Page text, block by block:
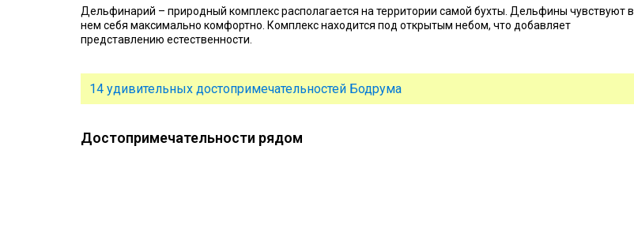
Дельфинарий – природный комплекс располагается на территории самой бухты. Дельфины чувствуют в
нем себя максимально комфортно. Комплекс находится под открытым небом, что добавляет
представлению естественности.
14 удивительных достопримечательностей Бодрума
Достопримечательности рядом